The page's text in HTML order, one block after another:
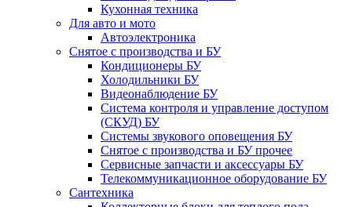
Кухонная техника
Для авто и мото
Автоэлектроника
Снятое с производства и БУ
Кондиционеры БУ
Холодильники БУ
Видеонаблюдение БУ
Система контроля и управление доступом
(СКУД) БУ
Системы звукового оповещения БУ
Снятое с производства и БУ прочее
Сервисные запчасти и аксессуары БУ
Телекоммуникационное оборудование БУ
Сантехника